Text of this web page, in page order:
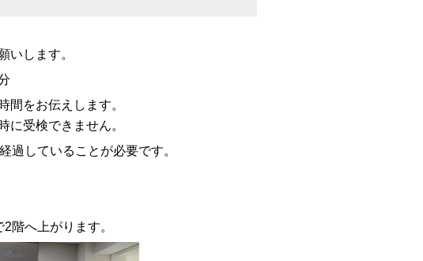
いします。
間をお伝えします。
受検できません。
していることが必要です。
階へ上がります。